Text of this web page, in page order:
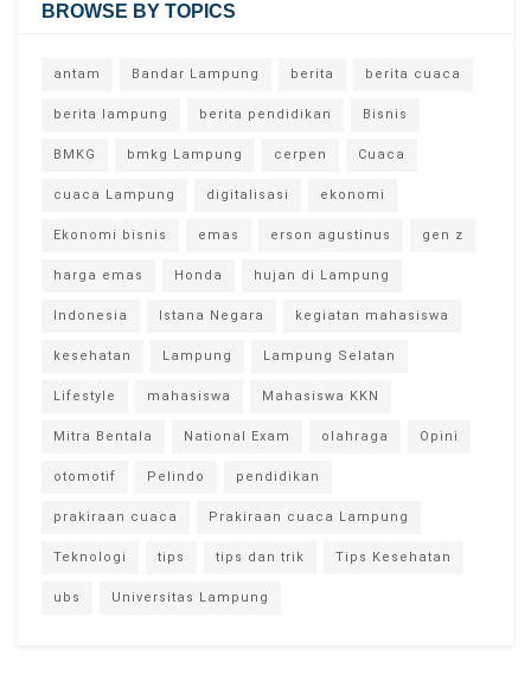
BROWSE BY TOPICS
antam Bandar Lampung berita berita cuaca
berita lampung berita pendidikan Bisnis
BMKG bmkg Lampung cerpen Cuaca
cuaca Lampung digitalisasi ekonomi
Ekonomi bisnis emas erson agustinus gen z
harga emas Honda hujan di Lampung
Indonesia Istana Negara kegiatan mahasiswa
kesehatan Lampung Lampung Selatan
Lifestyle mahasiswa Mahasiswa KKN
Mitra Bentala National Exam olahraga Opini
otomotif Pelindo pendidikan
prakiraan cuaca Prakiraan cuaca Lampung
Teknologi tips tips dan trik Tips Kesehatan
ubs Universitas Lampung